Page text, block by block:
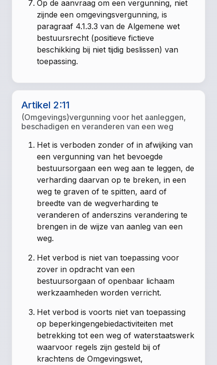
Op de aanvraag om een vergunning, niet
zijnde een omgevingsvergunning, is
paragraaf 4.1.3.3 van de Algemene wet
bestuursrecht (positieve fictieve
beschikking bij niet tijdig beslissen) van
toepassing.
Artikel 2:11
(Omgevings)vergunning voor het aanleggen,
beschadigen en veranderen van een weg
Het is verboden zonder of in afwijking van
een vergunning van het bevoegde
bestuursorgaan een weg aan te leggen, de
verharding daarvan op te breken, in een
weg te graven of te spitten, aard of
breedte van de wegverharding te
veranderen of anderszins verandering te
brengen in de wijze van aanleg van een
weg.
Het verbod is niet van toepassing voor
zover in opdracht van een
bestuursorgaan of openbaar lichaam
werkzaamheden worden verricht.
Het verbod is voorts niet van toepassing
op beperkingengebiedactiviteiten met
betrekking tot een weg of waterstaatswerk
waarvoor regels zijn gesteld bij of
krachtens de Omgevingswet,